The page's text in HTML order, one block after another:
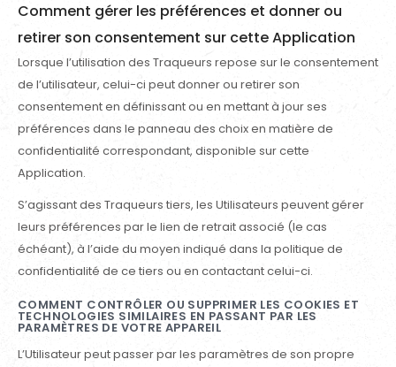
Comment gérer les préférences et donner ou
retirer son consentement sur cette Application
Lorsque l’utilisation des Traqueurs repose sur le consentement
de l’utilisateur, celui-ci peut donner ou retirer son
consentement en définissant ou en mettant à jour ses
préférences dans le panneau des choix en matière de
confidentialité correspondant, disponible sur cette
Application.
S’agissant des Traqueurs tiers, les Utilisateurs peuvent gérer
leurs préférences par le lien de retrait associé (le cas
échéant), à l’aide du moyen indiqué dans la politique de
confidentialité de ce tiers ou en contactant celui-ci.
COMMENT CONTRÔLER OU SUPPRIMER LES COOKIES ET
TECHNOLOGIES SIMILAIRES EN PASSANT PAR LES
PARAMÈTRES DE VOTRE APPAREIL
L’Utilisateur peut passer par les paramètres de son propre